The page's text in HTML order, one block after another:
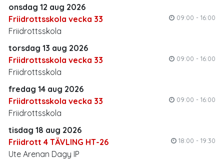
onsdag 12 aug 2026
Friidrottsskola vecka 33
09:00 - 16:00
Friidrottsskola
torsdag 13 aug 2026
Friidrottsskola vecka 33
09:00 - 16:00
Friidrottsskola
fredag 14 aug 2026
Friidrottsskola vecka 33
09:00 - 16:00
Friidrottsskola
tisdag 18 aug 2026
Friidrott 4 TÄVLING HT-26
18:00 - 19:30
Ute Arenan Dagy IP